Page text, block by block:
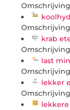
krab
last
lekker